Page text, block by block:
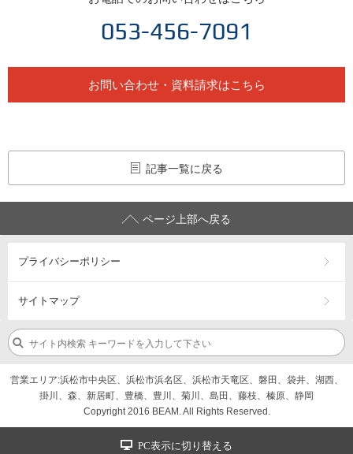
053-456-7091
お問い合わせ・資料請求はこちら
記事一覧に戻る
ページ上部へ戻る
プライバシーポリシー
サイトマップ
営業エリア:浜松市中央区、浜松市浜名区、浜松市天竜区、磐田、袋井、湖西、
掛川、森、新居町、豊橋、豊川、菊川、島田、藤枝、榛原、静岡
Copyright 2016 BEAM. All Rights Reserved.
PC表示に切り替える